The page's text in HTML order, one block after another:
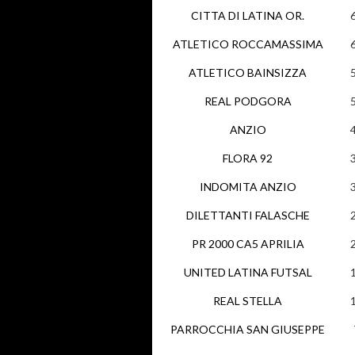
CITTA DI LATINA OR.
ATLETICO ROCCAMASSIMA
ATLETICO BAINSIZZA
REAL PODGORA
ANZIO
FLORA 92
INDOMITA ANZIO
DILETTANTI FALASCHE
PR 2000 CA5 APRILIA
UNITED LATINA FUTSAL
REAL STELLA
PARROCCHIA SAN GIUSEPPE